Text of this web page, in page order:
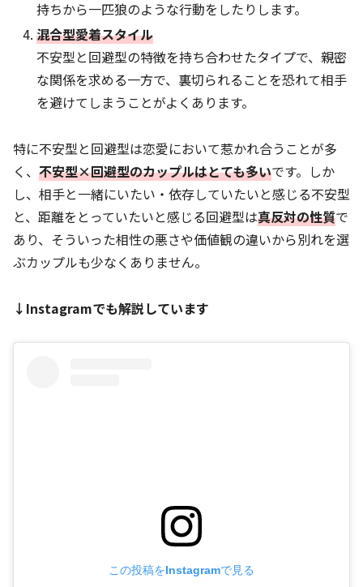
持ちから一匹狼のような行動をしたりします。
混合型愛着スタイル
不安型と回避型の特徴を持ち合わせたタイプで、親密
な関係を求める一方で、裏切られることを恐れて相手
を避けてしまうことがよくあります。
特に不安型と回避型は恋愛において惹かれ合うことが多
く、 不安型×回避型のカップルはとても多いです。しか
し、相手と一緒にいたい・依存していたいと感じる不安型
と、距離をとっていたいと感じる回避型は真反対の性質で
あり、そういった相性の悪さや価値観の違いから別れを選
ぶカップルも少なくありません。
↓Instagramでも解説しています
この投稿をInstagramで見る